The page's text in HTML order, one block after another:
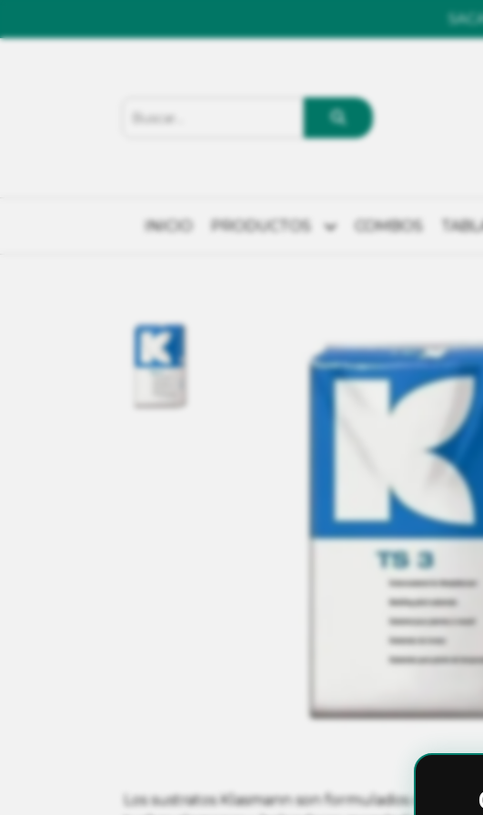
INICIO PRODUCTOS COMBOS
Los sustratos Klasmann son formulados casi